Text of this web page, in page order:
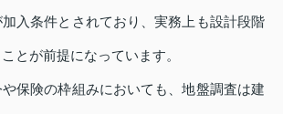
入条件とされており、実務上も設計段階
とが前提になっています。
保険の枠組みにおいても、地盤調査は建